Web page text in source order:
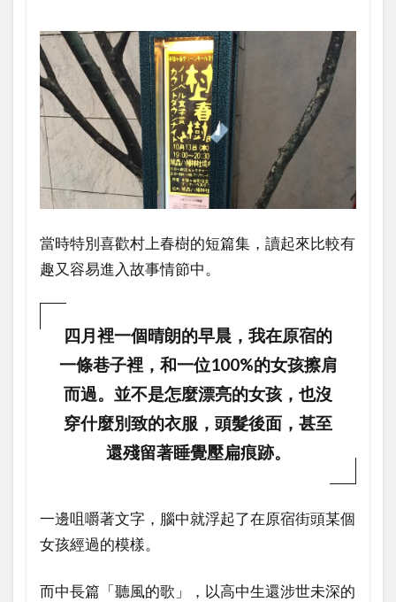
當時特別喜歡村上春樹的短篇集，讀起來比較有
趣又容易進入故事情節中。
四月裡一個晴朗的早晨，我在原宿的
一條巷子裡，和一位100%的女孩擦肩
而過。並不是怎麼漂亮的女孩，也沒
穿什麼別致的衣服，頭髮後面，甚至
還殘留著睡覺壓扁痕跡。
一邊咀嚼著文字，腦中就浮起了在原宿街頭某個
女孩經過的模樣。
而中長篇「聽風的歌」，以高中生還涉世未深的